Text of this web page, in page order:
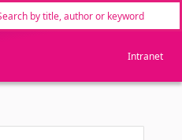
Intranet